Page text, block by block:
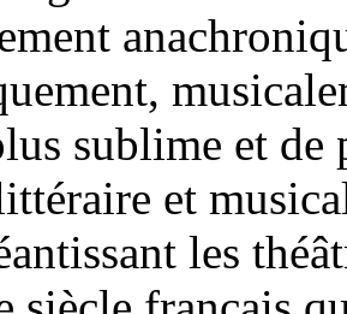
sublime et
et
les